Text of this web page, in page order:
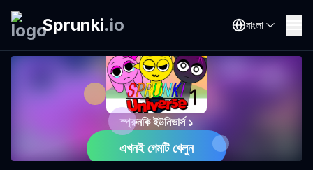
Sprunki.io বাংলা
স্প্রুনকি ইউনিভার্স ১
এখনই গেমটি খেলুন